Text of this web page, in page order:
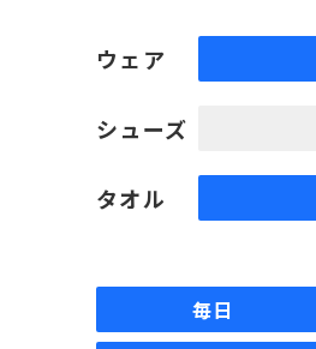
ウェア
シューズ
タオル
毎日